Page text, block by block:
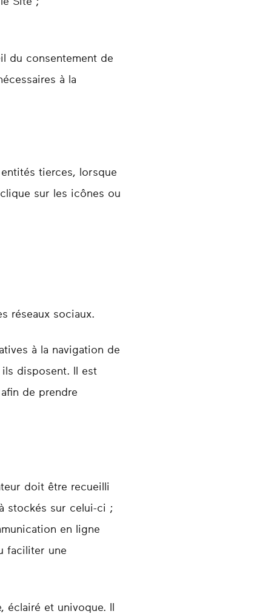
du consentement de
à la
tierces, lorsque
sur les icônes ou
réseaux sociaux.
à la navigation de
ils disposent. Il est
de prendre
doit être recueilli
stockés sur celui-ci ;
en ligne
faciliter une
et univoque. Il